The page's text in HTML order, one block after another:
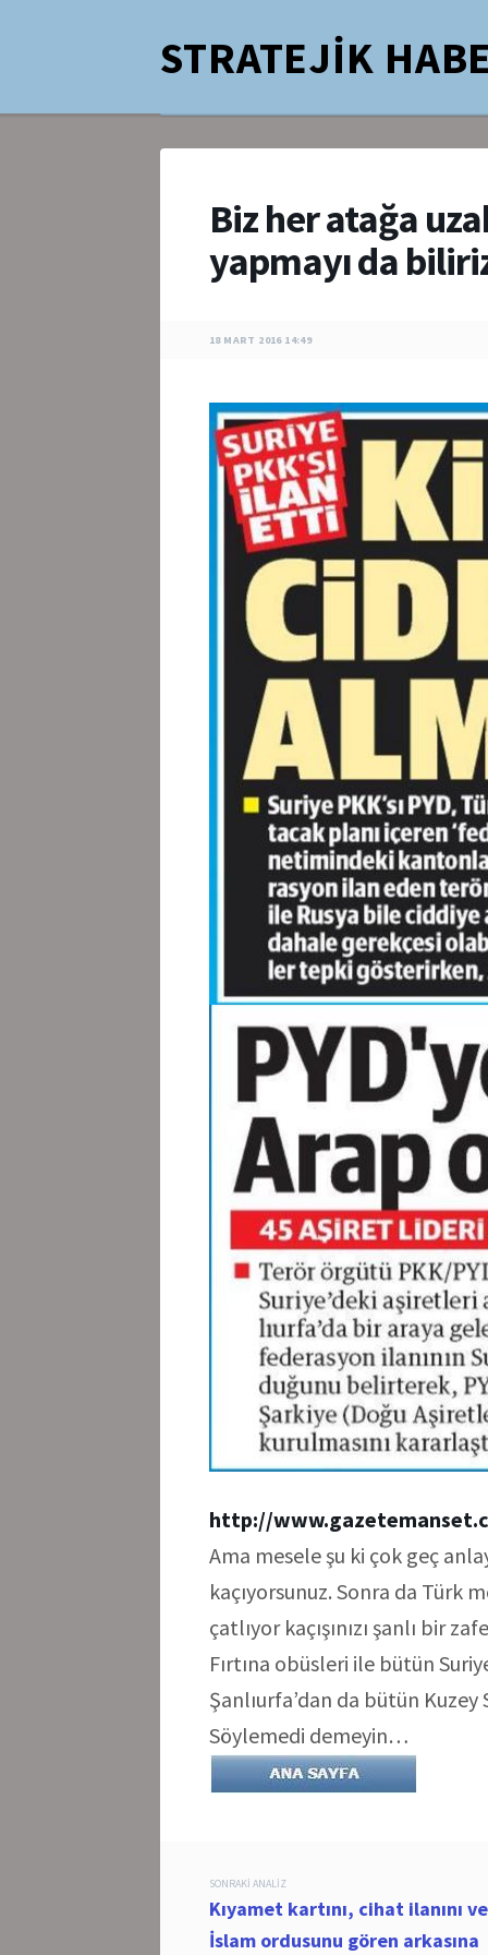
STRATEJİK
Biz her atağa
yapmayı da
18 MART 2016 14:49
http://
Ama mesele şu ki çok geç
kaçıyorsunuz. Sonra da Türk
çatlıyor kaçışınızı şanlı bir
Fırtına obüsleri ile bütün
Şanlıurfa’dan da bütün
Söylemedi demeyin…
Post
navigation
SONRAKI ANALIZ
Kıyamet kartını, cihat ilanını ve
İslam ordusunu gören arkasına